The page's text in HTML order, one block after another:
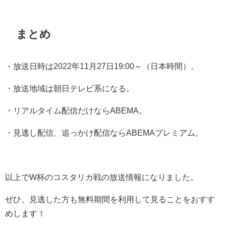
まとめ
・放送日時は2022年11月27日19:00～（日本時間）。
・放送地域は朝日テレビ系になる。
・リアルタイム配信だけならABEMA。
・見逃し配信、追っかけ配信ならABEMAプレミアム。
以上でW杯のコスタリカ戦の放送情報になりました。
ぜひ、見逃した方も無料期間を利用して見ることをおすす
めします！